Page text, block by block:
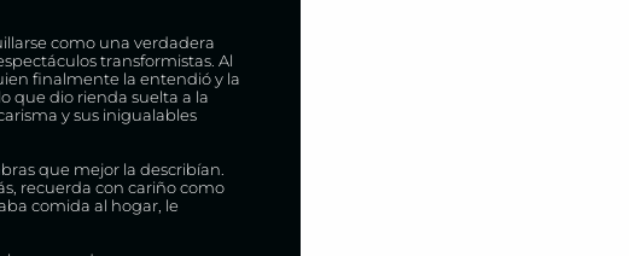
como una verdadera
transformistas. Al
finalmente la entendió y la
que dio rienda suelta a la
y sus inigualables
que mejor la describían.
recuerda con cariño como
comida al hogar, le